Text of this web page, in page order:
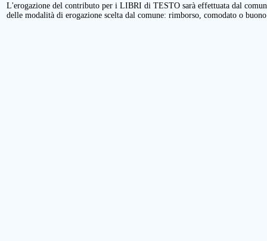
L'erogazione del contributo per i LIBRI di TESTO sarà effettuata dal
delle modalità di erogazione scelta dal comune: rimborso, comodato o